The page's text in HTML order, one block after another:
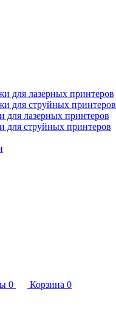
для лазерных принтеров
для струйных принтеров
лазерных принтеров
для струйных принтеров
0 Корзина 0